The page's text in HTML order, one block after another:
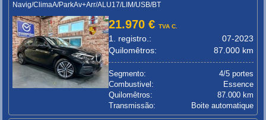
Navig/ClimaA/ParkAv+Arr/ALU17/LIM/USB/BT
21.970 €TVA C.
1. registro.:
07-2023
Quilomêtros:
87.000 km
Segmento:
4/5 portes
Combustivel:
Essence
Quilomêtros:
87.000 km
Transmissão:
Boite automatique